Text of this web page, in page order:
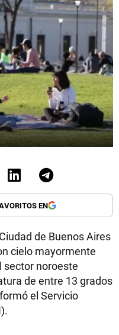
EN
de Buenos Aires
cielo mayormente
sector noroeste
de entre 13 grados
el Servicio